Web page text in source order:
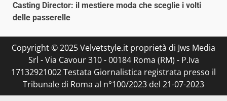
Casting Director: il mestiere moda che sceglie i volti
delle passerelle
Copyright © 2025 Velvetstyle.it proprietà di Jws Media
Srl - Via Cavour 310 - 00184 Roma (RM) - P.Iva
17132921002 Testata Giornalistica registrata presso il
Tribunale di Roma al n°100/2023 del 21-07-2023